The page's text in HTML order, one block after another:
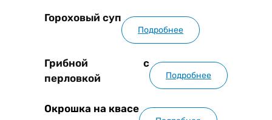
Гороховый суп
Подробнее
Грибной с
перловкой
Подробнее
Окрошка на квасе